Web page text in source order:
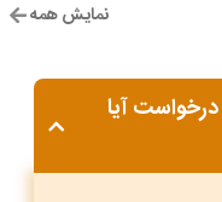
نمایش همه
آیا